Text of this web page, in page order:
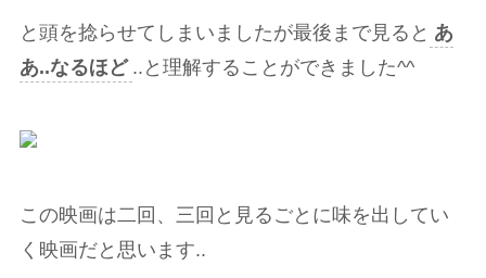
と頭を捻らせてしまいましたが最後まで見ると あ
あ..なるほど ..と理解することができました^^
この映画は二回、三回と見るごとに味を出してい
く映画だと思います..